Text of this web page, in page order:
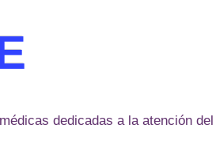
dedicadas a la atención